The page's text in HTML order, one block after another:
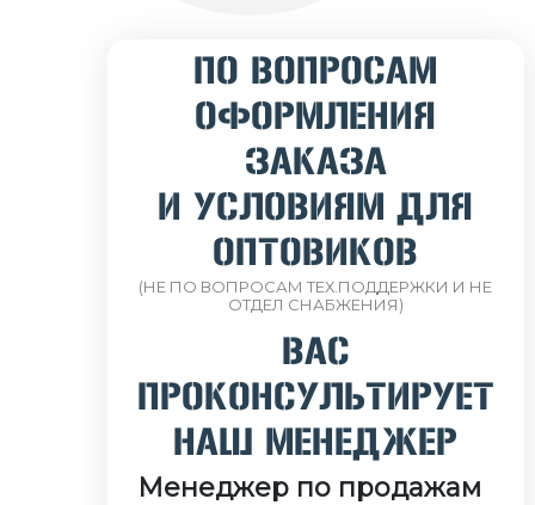
ПО ВОПРОСАМ
ОФОРМЛЕНИЯ
ЗАКАЗА
И УСЛОВИЯМ ДЛЯ
ОПТОВИКОВ
(НЕ ПО ВОПРОСАМ ТЕХ.ПОДДЕРЖКИ И НЕ
ОТДЕЛ СНАБЖЕНИЯ)
ВАС
ПРОКОНСУЛЬТИРУЕТ
НАШ МЕНЕДЖЕР
Менеджер по продажам